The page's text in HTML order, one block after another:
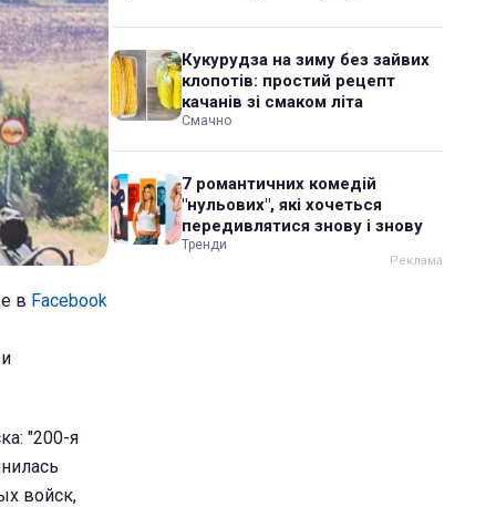
в Facebook
"200-я
войск,
Кукурудза на зиму без зайвих
клопотів: простий рецепт
качанів зі смаком літа
Смачно
7 романтичних комедій
"нульових", які хочеться
передивлятися знову і знову
Тренди